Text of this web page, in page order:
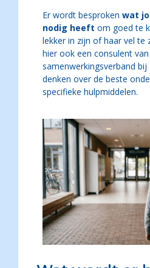
Er wordt besproken wat
nodig heeft om goed te
lekker in zijn of haar vel te
hier ook een consulent
samenwerkingsverband
denken over de beste
specifieke hulpmiddelen.